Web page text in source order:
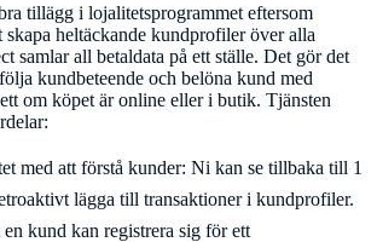
tillägg i lojalitetsprogrammet eftersom
skapa heltäckande kundprofiler över alla
samlar all betaldata på ett ställe. Det gör det
kundbeteende och belöna kund med
om köpet är online eller i butik. Tjänsten
med att förstå kunder: Ni kan se tillbaka till 1
lägga till transaktioner i kundprofiler.
kund kan registrera sig för ett